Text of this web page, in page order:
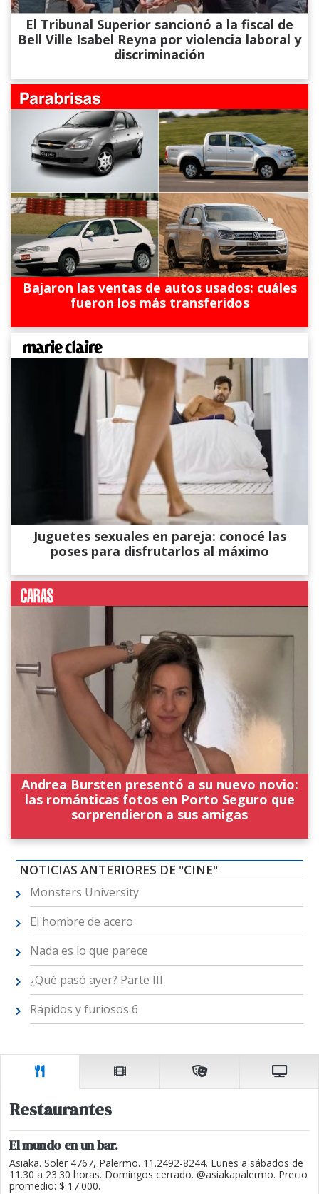
El Tribunal Superior sancionó a la fiscal de
Bell Ville Isabel Reyna por violencia laboral y
discriminación
Bajaron las ventas de autos usados: cuáles
fueron los más transferidos
Juguetes sexuales en pareja: conocé las
poses para disfrutarlos al máximo
Andrea Bursten presentó a su nuevo novio:
las románticas fotos en Porto Seguro que
sorprendieron a sus amigas
NOTICIAS ANTERIORES DE "CINE"
Monsters University
El hombre de acero
Nada es lo que parece
¿Qué pasó ayer? Parte III
Rápidos y furiosos 6
Restaurantes
El mundo en un bar.
Asiaka. Soler 4767, Palermo. 11.2492-8244. Lunes a sábados de
11.30 a 23.30 horas. Domingos cerrado. @asiakapalermo. Precio
promedio: $ 17.000.